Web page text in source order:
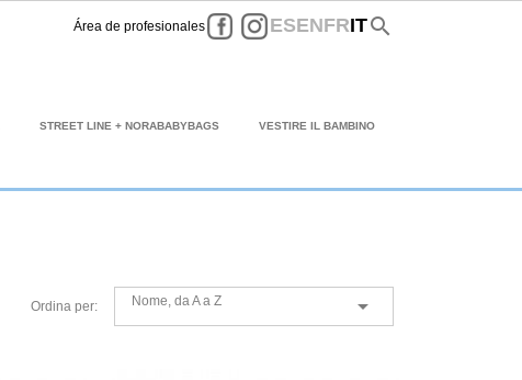
Área de profesionales FacebookInstagram
ESENFRITsearch
STREET LINE + NORABABYBAGS VESTIRE IL BAMBINO
Ordina per: Nome, da A a Z 